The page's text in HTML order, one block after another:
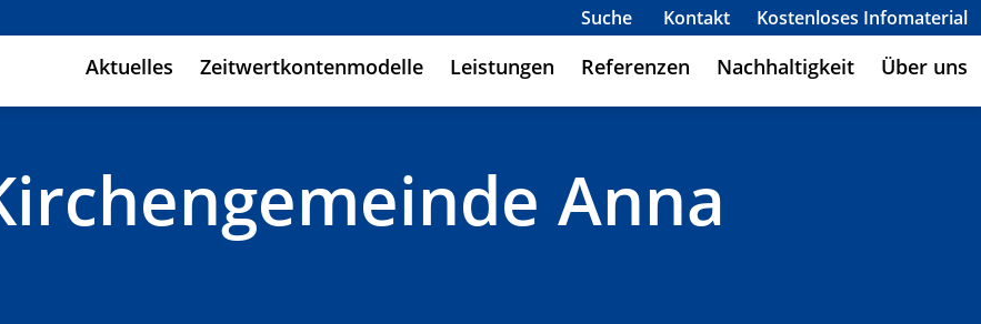
Suche Kontakt Kostenloses Infomaterial
Aktuelles Zeitwertkontenmodelle Leistungen Referenzen Nachhaltigkeit Über uns
Anna